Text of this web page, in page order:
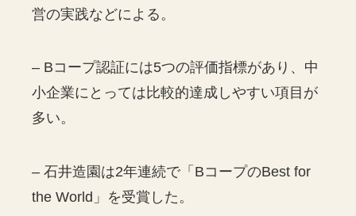
営の実践などによる。
– Bコープ認証には5つの評価指標があり、中
小企業にとっては比較的達成しやすい項目が
多い。
– 石井造園は2年連続で「BコープのBest for
the World」を受賞した。